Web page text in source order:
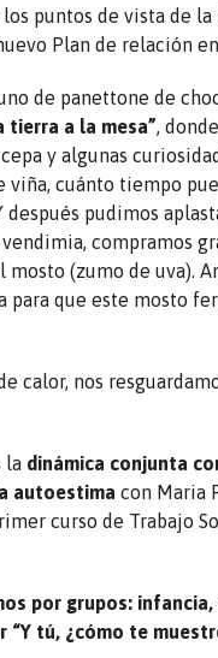
puntos de vista de
Plan de relación
de panettone de
a la mesa”,
y algunas
viña, cuánto tiempo
después pudimos
compramos
(zumo de uva).
para que este mosto
calor, nos
la dinámica conjunta
autoestima con Maria
curso de Trabajo
por grupos:
tú, ¿cómo te